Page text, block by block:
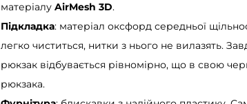
l
матеріалу AirMesh 3D.
Підкладка: матеріал оксфорд середньої
легко чиститься, нитки з нього не вилазять.
рюкзак відбувається рівномірно, що в свою
рюкзака.